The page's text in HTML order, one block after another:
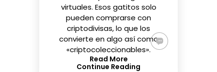
virtuales. Esos gatitos solo
pueden comprarse con
criptodivisas, lo que los
convierte en algo así como
«criptocoleccionables».
Read More
Continue Reading